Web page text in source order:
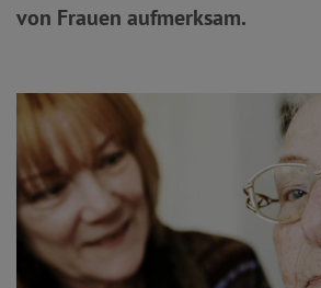
von Frauen aufmerksam.